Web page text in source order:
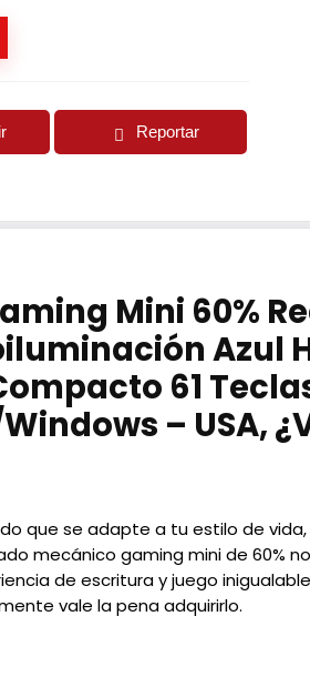
Reportar
Mini 60%
Azul
61
– USA,
que se adapte a tu estilo de vida,
mecánico gaming mini de 60%
de escritura y juego
vale la pena adquirirlo.